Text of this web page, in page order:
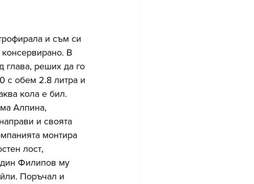
и съм си
В
глава, реших да го
с обем 2.8 литра и
кола е бил.
Алпина,
и своята
монтира
лост,
Филипов му
Поръчал и